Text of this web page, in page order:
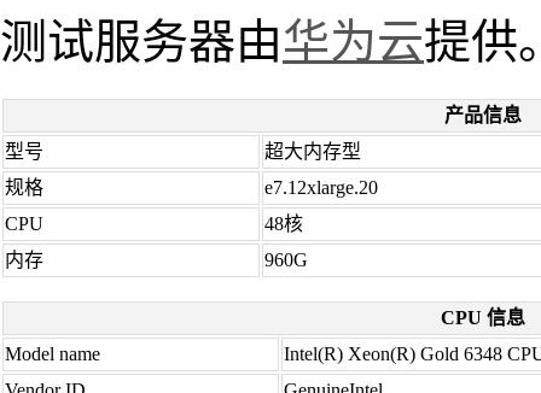
测试服务器由华为云提供
产品信息
型号
超大内存型
规格
e7.12xlarge.20
CPU
48核
内存
960G
CPU 信息
Model name
Intel(R) Xeon(R) Gold 6348